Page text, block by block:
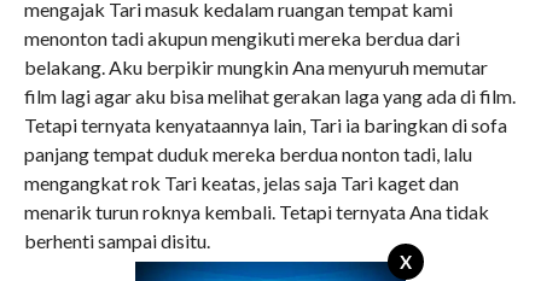
X
mengajak Tari masuk kedalam ruangan tempat kami
menonton tadi akupun mengikuti mereka berdua dari
belakang. Aku berpikir mungkin Ana menyuruh memutar
film lagi agar aku bisa melihat gerakan laga yang ada di film.
Tetapi ternyata kenyataannya lain, Tari ia baringkan di sofa
panjang tempat duduk mereka berdua nonton tadi, lalu
mengangkat rok Tari keatas, jelas saja Tari kaget dan
menarik turun roknya kembali. Tetapi ternyata Ana tidak
berhenti sampai disitu.